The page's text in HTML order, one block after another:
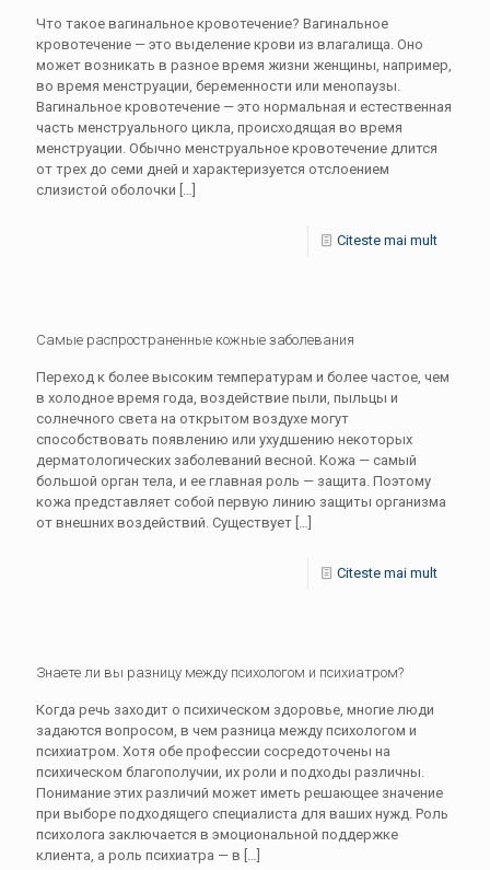
Что такое вагинальное кровотечение? Вагинальное
кровотечение — это выделение крови из влагалища. Оно
может возникать в разное время жизни женщины, например,
во время менструации, беременности или менопаузы.
Вагинальное кровотечение — это нормальная и естественная
часть менструального цикла, происходящая во время
менструации. Обычно менструальное кровотечение длится
от трех до семи дней и характеризуется отслоением
слизистой оболочки
Citeste mai mult
Самые распространенные кожные заболевания
Переход к более высоким температурам и более частое, чем
в холодное время года, воздействие пыли, пыльцы и
солнечного света на открытом воздухе могут
способствовать появлению или ухудшению некоторых
дерматологических заболеваний весной. Кожа — самый
большой орган тела, и ее главная роль — защита. Поэтому
кожа представляет собой первую линию защиты организма
от внешних воздействий. Существует
Citeste mai mult
Знаете ли вы разницу между психологом и психиатром?
Когда речь заходит о психическом здоровье, многие люди
задаются вопросом, в чем разница между психологом и
психиатром. Хотя обе профессии сосредоточены на
психическом благополучии, их роли и подходы различны.
Понимание этих различий может иметь решающее значение
при выборе подходящего специалиста для ваших нужд. Роль
психолога заключается в эмоциональной поддержке
клиента, а роль психиатра — в